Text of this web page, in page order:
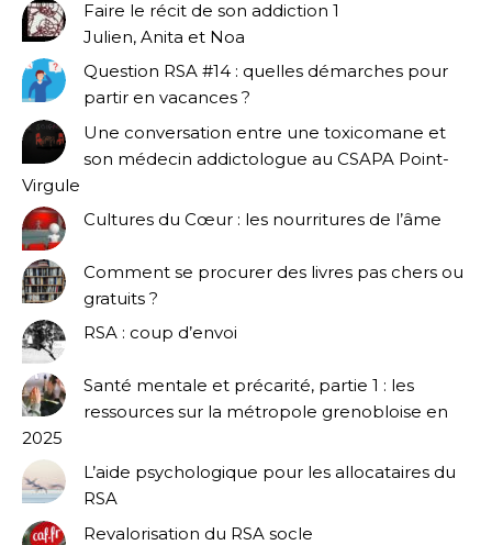
Faire le récit de son addiction 1
Julien, Anita et Noa
Question RSA #14 : quelles démarches pour
partir en vacances ?
Une conversation entre une toxicomane et
son médecin addictologue au CSAPA Point-
Virgule
Cultures du Cœur : les nourritures de l’âme
Comment se procurer des livres pas chers ou
gratuits ?
RSA : coup d’envoi
Santé mentale et précarité, partie 1 : les
ressources sur la métropole grenobloise en
2025
L’aide psychologique pour les allocataires du
RSA
Revalorisation du RSA socle